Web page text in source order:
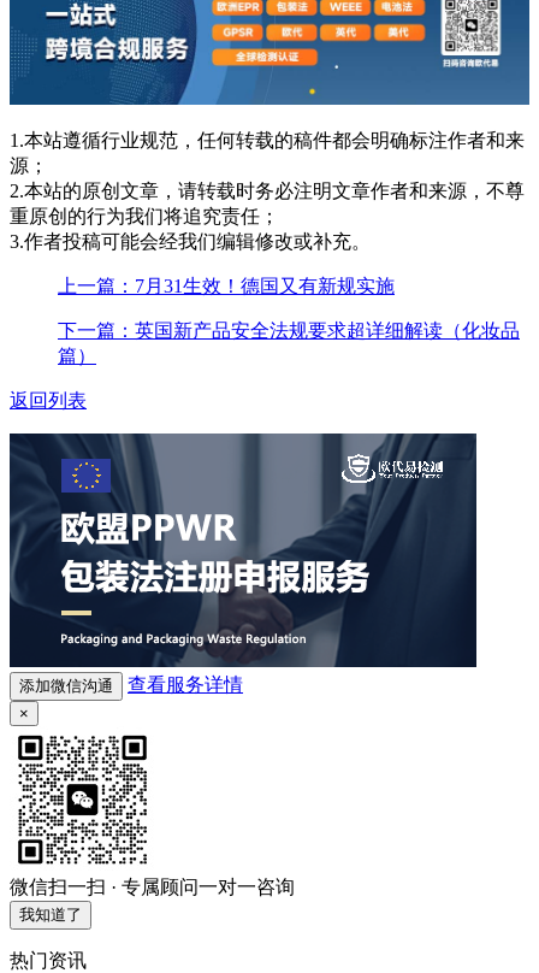
1.本站遵循行业规范，任何转载的稿件都会明确标注作者和来
源；
2.本站的原创文章，请转载时务必注明文章作者和来源，不尊
重原创的行为我们将追究责任；
3.作者投稿可能会经我们编辑修改或补充。
上一篇：7月31生效！德国又有新规实施
下一篇：英国新产品安全法规要求超详细解读（化妆品
篇）
返回列表
添加微信沟通 查看服务详情
×
微信扫一扫 · 专属顾问一对一咨询
我知道了
热门资讯